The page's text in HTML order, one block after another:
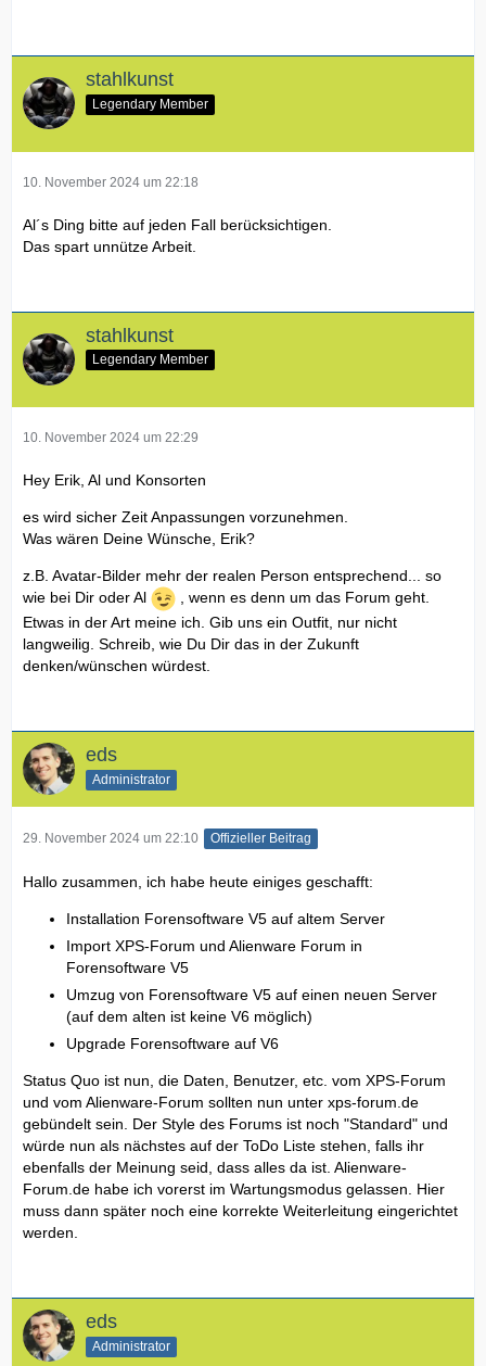
stahlkunst
Legendary Member
10. November 2024 um 22:18
Al´s Ding bitte auf jeden Fall berücksichtigen.
Das spart unnütze Arbeit.
stahlkunst
Legendary Member
10. November 2024 um 22:29
Hey Erik, Al und Konsorten
es wird sicher Zeit Anpassungen vorzunehmen.
Was wären Deine Wünsche, Erik?
z.B. Avatar-Bilder mehr der realen Person entsprechend... so
wie bei Dir oder Al
, wenn es denn um das Forum geht.
Etwas in der Art meine ich. Gib uns ein Outfit, nur nicht
langweilig. Schreib, wie Du Dir das in der Zukunft
denken/wünschen würdest.
eds
Administrator
29. November 2024 um 22:10 Offizieller Beitrag
Hallo zusammen, ich habe heute einiges geschafft:
Installation Forensoftware V5 auf altem Server
Import XPS-Forum und Alienware Forum in
Forensoftware V5
Umzug von Forensoftware V5 auf einen neuen Server
(auf dem alten ist keine V6 möglich)
Upgrade Forensoftware auf V6
Status Quo ist nun, die Daten, Benutzer, etc. vom XPS-Forum
und vom Alienware-Forum sollten nun unter xps-forum.de
gebündelt sein. Der Style des Forums ist noch "Standard" und
würde nun als nächstes auf der ToDo Liste stehen, falls ihr
ebenfalls der Meinung seid, dass alles da ist. Alienware-
Forum.de habe ich vorerst im Wartungsmodus gelassen. Hier
muss dann später noch eine korrekte Weiterleitung eingerichtet
werden.
eds
Administrator